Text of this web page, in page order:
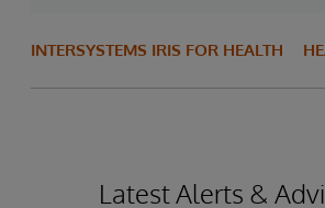
INTERSYSTEMS IRIS FOR HEALTH
Latest Alerts &